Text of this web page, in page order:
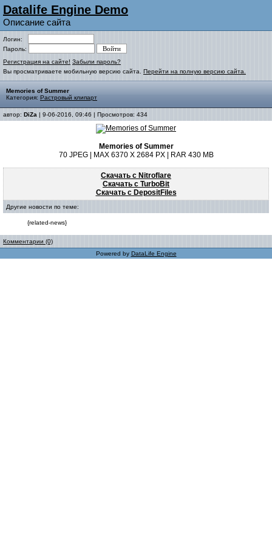
Datalife Engine Demo
Описание сайта
Логин:
Пароль:
Регистрация на сайте! Забыли пароль?
Вы просматриваете мобильную версию сайта. Перейти на полную версию сайта.
Memories of Summer
Категория: Растровый клипарт
автор: DiZa | 9-06-2016, 09:46 | Просмотров: 434
Memories of Summer
70 JPEG | MAX 6370 X 2684 PX | RAR 430 MB
Скачать с Nitroflare
Скачать с TurboBit
Скачать с DepositFiles
Другие новости по теме:
{related-news}
Комментарии (0)
Powered by DataLife Engine